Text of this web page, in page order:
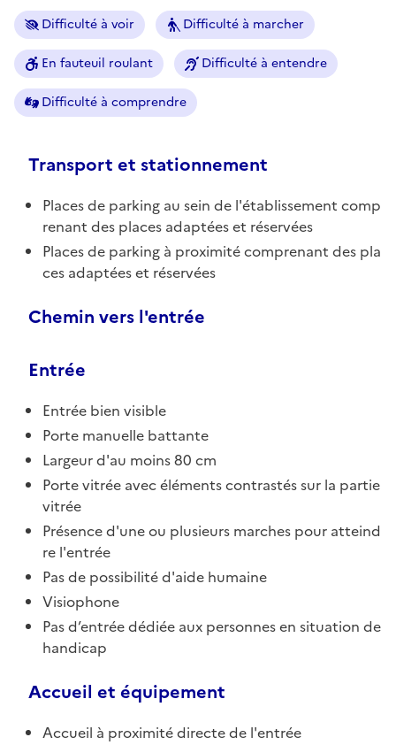
Difficulté à voir Difficulté à marcher
En fauteuil roulant Difficulté à entendre
Difficulté à comprendre
Transport et stationnement
Places de parking au sein de l'établissement comp
renant des places adaptées et réservées
Places de parking à proximité comprenant des pla
ces adaptées et réservées
Chemin vers l'entrée
Entrée
Entrée bien visible
Porte manuelle battante
Largeur d'au moins 80 cm
Porte vitrée avec éléments contrastés sur la partie
vitrée
Présence d'une ou plusieurs marches pour atteind
re l'entrée
Pas de possibilité d'aide humaine
Visiophone
Pas d’entrée dédiée aux personnes en situation de
handicap
Accueil et équipement
Accueil à proximité directe de l'entrée